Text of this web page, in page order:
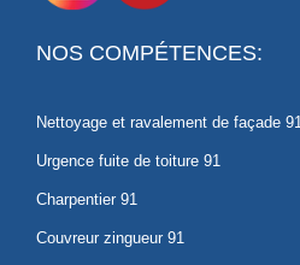
NOS COMPÉTENCES:
Nettoyage et ravalement de façade 91
Urgence fuite de toiture 91
Charpentier 91
Couvreur zingueur 91